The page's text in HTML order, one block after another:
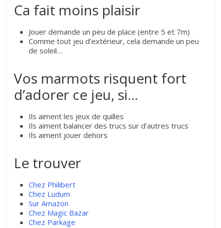
Ca fait moins plaisir
Jouer demande un peu de place (entre 5 et 7m)
Comme tout jeu d’extérieur, cela demande un peu
de soleil…
Vos marmots risquent fort
d’adorer ce jeu, si…
Ils aiment les jeux de quilles
Ils aiment balancer des trucs sur d’autres trucs
Ils aiment jouer dehors
Le trouver
Chez Philibert
Chez Ludum
Sur Amazon
Chez Magic Bazar
Chez Parkage